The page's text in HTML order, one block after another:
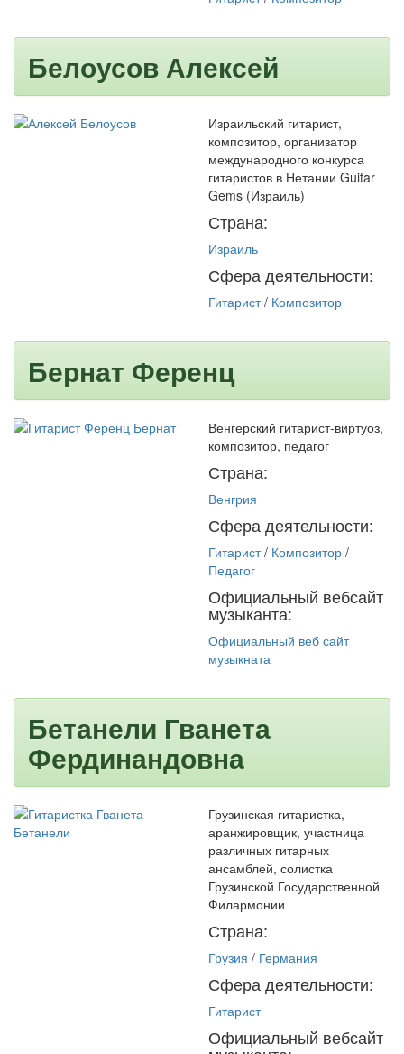
Белоусов Алексей
Израильский гитарист,
композитор, организатор
международного конкурса
гитаристов в Нетании Guitar
Gems (Израиль)
Страна:
Израиль
Сфера деятельности:
Гитарист/ Композитор
Бернат Ференц
Венгерский гитарист-виртуоз,
композитор, педагог
Страна:
Венгрия
Сфера деятельности:
Гитарист/ Композитор /
Педагог
Официальный вебсайт
музыканта:
Официальный веб сайт
музыкната
Бетанели Гванета
Фердинандовна
Грузинская гитаристка,
аранжировщик, участница
различных гитарных
ансамблей, солистка
Грузинской Государственной
Филармонии
Страна:
Грузия / Германия
Сфера деятельности:
Гитарист
Официальный вебсайт